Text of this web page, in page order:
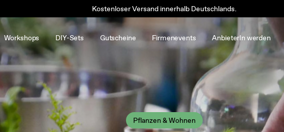
Kostenloser Versand innerhalb Deutschlands.
Workshops DIY-Sets Gutscheine Firmenevents AnbieterIn werden
Pflanzen & Wohnen